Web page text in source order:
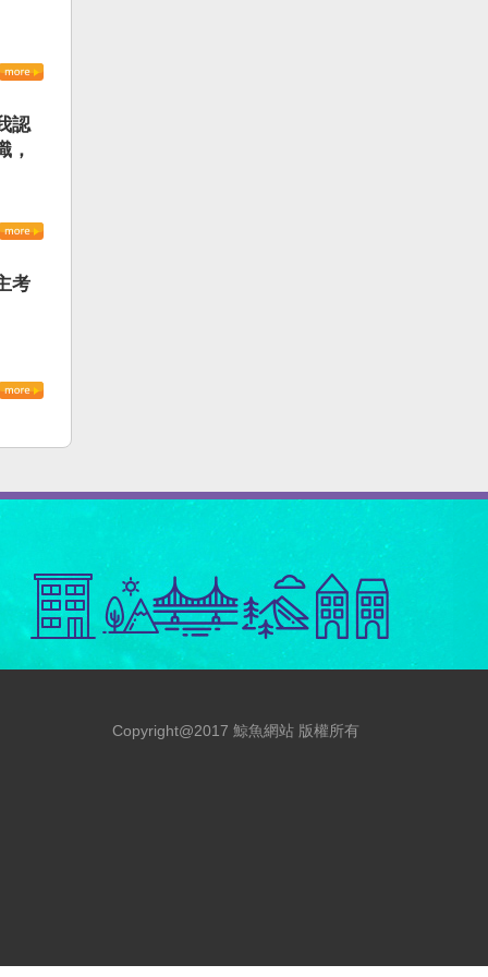
認
，
考
Copyright@2017 鯨魚網站 版權所有